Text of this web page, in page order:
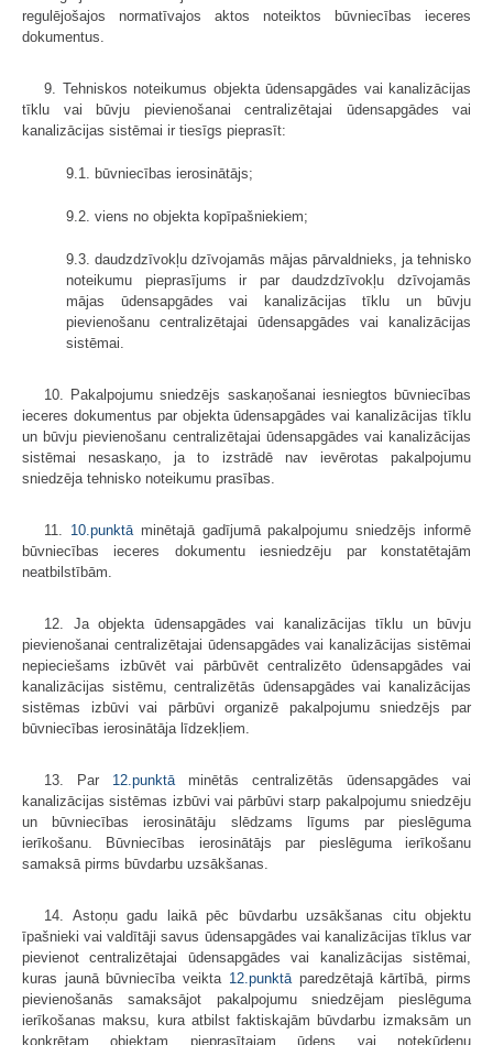
regulējošajos normatīvajos aktos noteiktos būvniecības ieceres
dokumentus.
9. Tehniskos noteikumus objekta ūdensapgādes vai kanalizācijas
tīklu vai būvju pievienošanai centralizētajai ūdensapgādes vai
kanalizācijas sistēmai ir tiesīgs pieprasīt:
9.1. būvniecības ierosinātājs;
9.2. viens no objekta kopīpašniekiem;
9.3. daudzdzīvokļu dzīvojamās mājas pārvaldnieks, ja tehnisko
noteikumu pieprasījums ir par daudzdzīvokļu dzīvojamās
mājas ūdensapgādes vai kanalizācijas tīklu un būvju
pievienošanu centralizētajai ūdensapgādes vai kanalizācijas
sistēmai.
10. Pakalpojumu sniedzējs saskaņošanai iesniegtos būvniecības
ieceres dokumentus par objekta ūdensapgādes vai kanalizācijas tīklu
un būvju pievienošanu centralizētajai ūdensapgādes vai kanalizācijas
sistēmai nesaskaņo, ja to izstrādē nav ievērotas pakalpojumu
sniedzēja tehnisko noteikumu prasības.
11. 10.punktāminētajā gadījumā pakalpojumu sniedzējs informē
būvniecības ieceres dokumentu iesniedzēju par konstatētajām
neatbilstībām.
12. Ja objekta ūdensapgādes vai kanalizācijas tīklu un būvju
pievienošanai centralizētajai ūdensapgādes vai kanalizācijas sistēmai
nepieciešams izbūvēt vai pārbūvēt centralizēto ūdensapgādes vai
kanalizācijas sistēmu, centralizētās ūdensapgādes vai kanalizācijas
sistēmas izbūvi vai pārbūvi organizē pakalpojumu sniedzējs par
būvniecības ierosinātāja līdzekļiem.
13. Par 12.punktāminētās centralizētās ūdensapgādes vai
kanalizācijas sistēmas izbūvi vai pārbūvi starp pakalpojumu sniedzēju
un būvniecības ierosinātāju slēdzams līgums par pieslēguma
ierīkošanu. Būvniecības ierosinātājs par pieslēguma ierīkošanu
samaksā pirms būvdarbu uzsākšanas.
14. Astoņu gadu laikā pēc būvdarbu uzsākšanas citu objektu
īpašnieki vai valdītāji savus ūdensapgādes vai kanalizācijas tīklus var
pievienot centralizētajai ūdensapgādes vai kanalizācijas sistēmai,
kuras jaunā būvniecība veikta 12.punktāparedzētajā kārtībā, pirms
pievienošanās samaksājot pakalpojumu sniedzējam pieslēguma
ierīkošanas maksu, kura atbilst faktiskajām būvdarbu izmaksām un
konkrētam objektam pieprasītajam ūdens vai notekūdeņu